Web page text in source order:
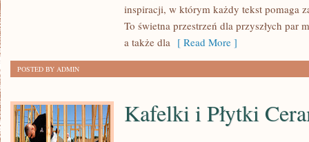
inspiracji, w którym każdy tekst pomaga
To świetna przestrzeń dla przyszłych par
a także dla [ Read More ]
POSTED BY ADMIN
Kafelki i Płytki